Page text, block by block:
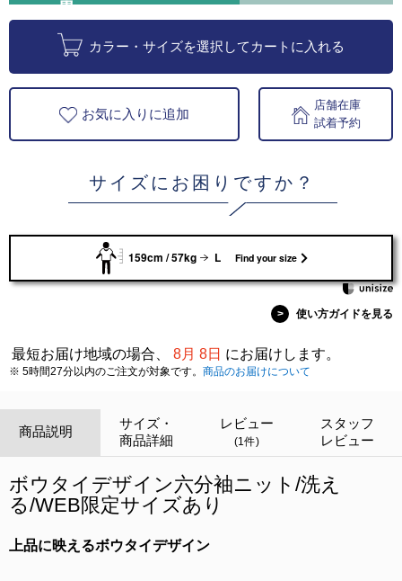
カラー・サイズを選択してカートに入れる
お気に入りに追加
店舗在庫
試着予約
サイズにお困りですか？
159cm / 57kg L Find your size
> 使い方ガイドを見る
最短お届け地域の場合、 8月 8日 にお届けします。
※ 5時間27分以内のご注文が対象です。 商品のお届けについて
商品説明
サイズ・
商品詳細
レビュー
(1件)
スタッフ
レビュー
ボウタイデザイン六分袖ニット/洗え
る/WEB限定サイズあり
上品に映えるボウタイデザイン